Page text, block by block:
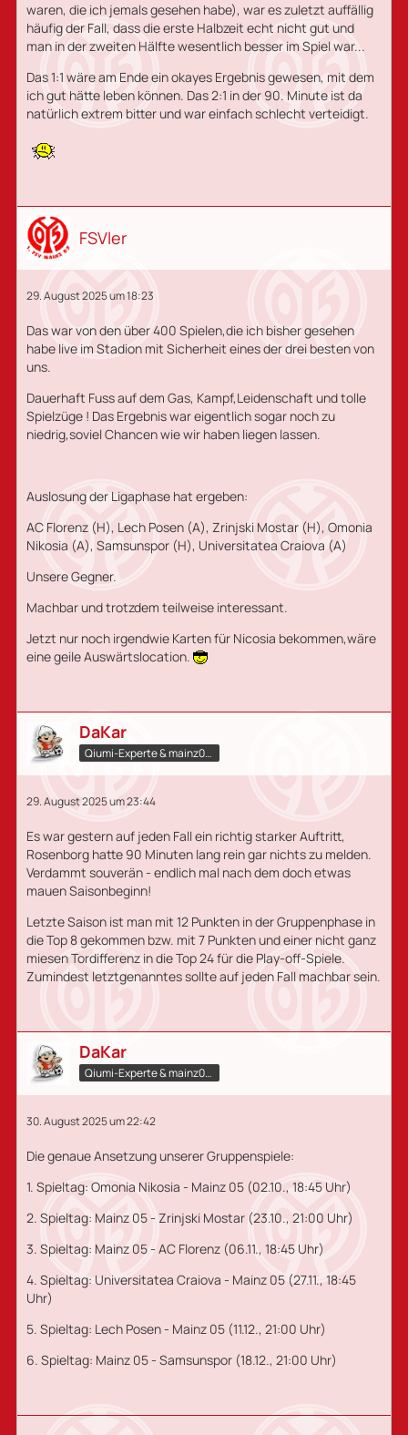
waren, die ich jemals gesehen habe), war es zuletzt auffällig
häufig der Fall, dass die erste Halbzeit echt nicht gut und
man in der zweiten Hälfte wesentlich besser im Spiel war...
Das 1:1 wäre am Ende ein okayes Ergebnis gewesen, mit dem
ich gut hätte leben können. Das 2:1 in der 90. Minute ist da
natürlich extrem bitter und war einfach schlecht verteidigt.
FSVler
29. August 2025 um 18:23
Das war von den über 400 Spielen,die ich bisher gesehen
habe live im Stadion mit Sicherheit eines der drei besten von
uns.
Dauerhaft Fuss auf dem Gas, Kampf,Leidenschaft und tolle
Spielzüge ! Das Ergebnis war eigentlich sogar noch zu
niedrig,soviel Chancen wie wir haben liegen lassen.
Auslosung der Ligaphase hat ergeben:
AC Florenz (H), Lech Posen (A), Zrinjski Mostar (H), Omonia
Nikosia (A), Samsunspor (H), Universitatea Craiova (A)
Unsere Gegner.
Machbar und trotzdem teilweise interessant.
Jetzt nur noch irgendwie Karten für Nicosia bekommen,wäre
eine geile Auswärtslocation.
DaKar
Qiumi-Experte​ & mainz05.qiumi.de
29. August 2025 um 23:44
Es war gestern auf jeden Fall ein richtig starker Auftritt,
Rosenborg hatte 90 Minuten lang rein gar nichts zu melden.
Verdammt souverän - endlich mal nach dem doch etwas
mauen Saisonbeginn!
Letzte Saison ist man mit 12 Punkten in der Gruppenphase in
die Top 8 gekommen bzw. mit 7 Punkten und einer nicht ganz
miesen Tordifferenz in die Top 24 für die Play-off-Spiele.
Zumindest letztgenanntes sollte auf jeden Fall machbar sein.
DaKar
Qiumi-Experte​ & mainz05.qiumi.de
30. August 2025 um 22:42
Die genaue Ansetzung unserer Gruppenspiele:
1. Spieltag: Omonia Nikosia - Mainz 05 (02.10., 18:45 Uhr)
2. Spieltag: Mainz 05 - Zrinjski Mostar (23.10., 21:00 Uhr)
3. Spieltag: Mainz 05 - AC Florenz (06.11., 18:45 Uhr)
4. Spieltag: Universitatea Craiova - Mainz 05 (27.11., 18:45
Uhr)
5. Spieltag: Lech Posen - Mainz 05 (11.12., 21:00 Uhr)
6. Spieltag: Mainz 05 - Samsunspor (18.12., 21:00 Uhr)